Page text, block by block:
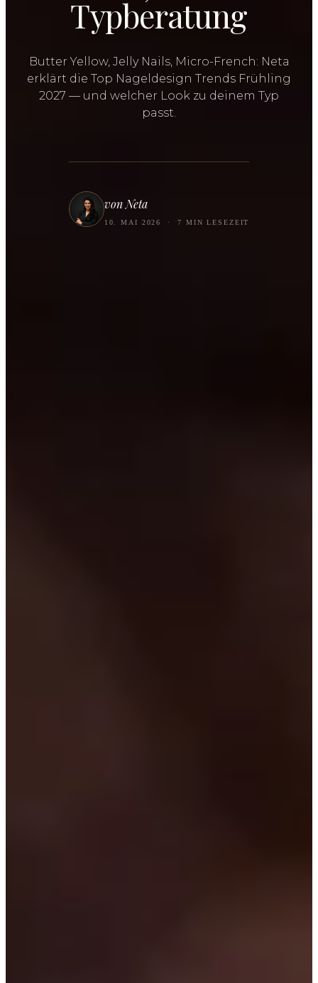
Typberatung
Butter Yellow, Jelly Nails, Micro-French: Neta
erklärt die Top Nageldesign Trends Frühling
2027 — und welcher Look zu deinem Typ
passt.
von Neta
10. MAI 2026 · 7 MIN LESEZEIT